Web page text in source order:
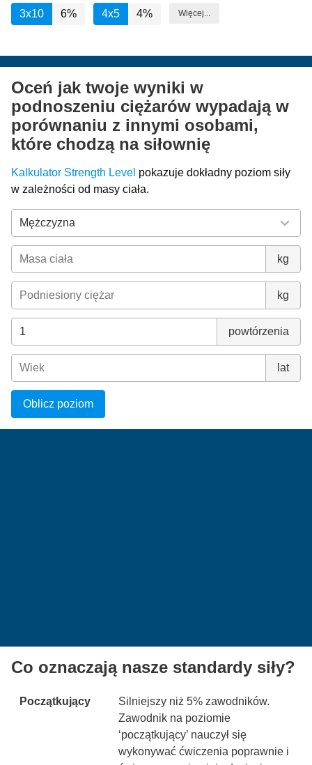
3x10 6% 4x5 4% Więcej...
Oceń jak twoje wyniki w
podnoszeniu ciężarów wypadają w
porównaniu z innymi osobami,
które chodzą na siłownię
Kalkulator Strength Level pokazuje dokładny poziom siły
w zależności od masy ciała.
kg
kg
powtórzenia
lat
Oblicz poziom
Co oznaczają nasze standardy siły?
Początkujący
Silniejszy niż 5% zawodników.
Zawodnik na poziomie
‘początkujący’ nauczył się
wykonywać ćwiczenia poprawnie i